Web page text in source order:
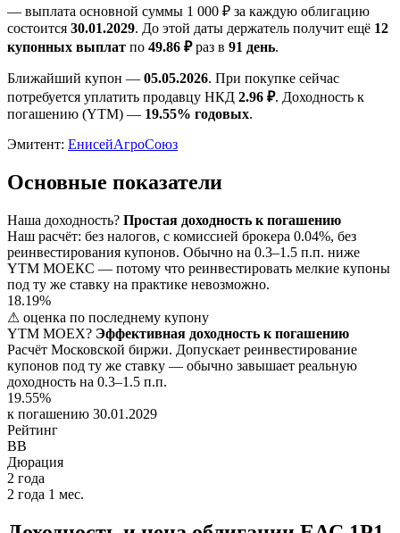
— выплата основной суммы 1 000 ₽ за каждую облигацию
состоится 30.01.2029. До этой даты держатель получит ещё 12
купонных выплат по 49.86 ₽раз в 91 день.
Ближайший купон — 05.05.2026. При покупке сейчас
потребуется уплатить продавцу НКД 2.96 ₽. Доходность к
погашению (YTM) — 19.55% годовых.
Эмитент: ЕнисейАгроСоюз
Основные показатели
Наша доходность? Простая доходность к погашению
Наш расчёт: без налогов, с комиссией брокера 0.04%, без
реинвестирования купонов. Обычно на 0.3–1.5 п.п. ниже
YTM МОЕКС — потому что реинвестировать мелкие купоны
под ту же ставку на практике невозможно.
18.19%
⚠ оценка по последнему купону
YTM MOEX? Эффективная доходность к погашению
Расчёт Московской биржи. Допускает реинвестирование
купонов под ту же ставку — обычно завышает реальную
доходность на 0.3–1.5 п.п.
19.55%
к погашению 30.01.2029
Рейтинг
BB
Дюрация
2 года
2 года 1 мес.